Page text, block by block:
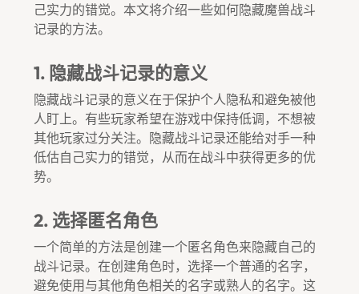
己实力的错觉。本文将介绍一些如何隐藏魔兽战斗
记录的方法。
1. 隐藏战斗记录的意义
隐藏战斗记录的意义在于保护个人隐私和避免被他
人盯上。有些玩家希望在游戏中保持低调，不想被
其他玩家过分关注。隐藏战斗记录还能给对手一种
低估自己实力的错觉，从而在战斗中获得更多的优
势。
2. 选择匿名角色
一个简单的方法是创建一个匿名角色来隐藏自己的
战斗记录。在创建角色时，选择一个普通的名字，
避免使用与其他角色相关的名字或熟人的名字。这